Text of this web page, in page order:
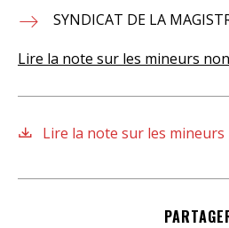
SYNDICAT DE LA
Lire la note sur les mineurs
Lire la note sur les mineurs